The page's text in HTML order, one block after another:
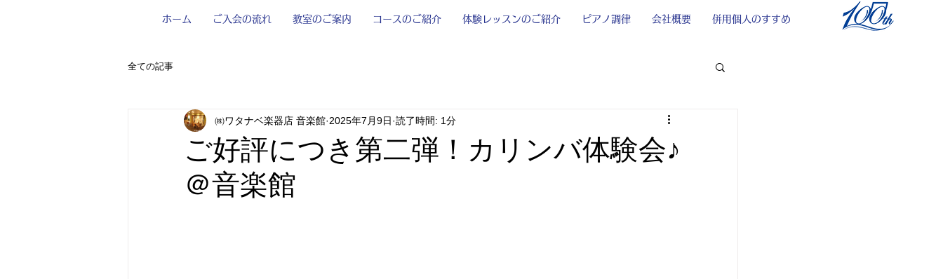
ホーム ご入会の流れ 教室のご案内 コースのご紹介 体験レッスンのご紹介 ピアノ調律 会社概要 併用個人のすすめ
全ての記事
ご好評につき第二弾！カリンバ体験会♪
＠音楽館
㈱ワタナベ楽器店 音楽館 2025年7月9日 読了時間: 1分